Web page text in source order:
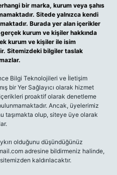
bir marka, kurum veya şahıs
Sitede yalnızca kendi
Burada yer alan içerikler
kurum ve kişiler hakkında
kurum ve kişiler ile isim
Sitemizdeki bilgiler taslak
Bilgi Teknolojileri ve İletişim
bir Yer Sağlayıcı olarak hizmet
proaktif olarak denetleme
Ancak, üyelerimiz
taşımakta olup, siteye üye olarak
olduğunu düşündüğünüz
adresine bildirmeniz halinde,
kaldırılacaktır.